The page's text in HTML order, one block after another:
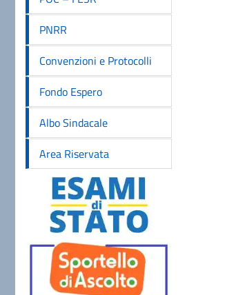
PNRR
Convenzioni e Protocolli
Fondo Espero
Albo Sindacale
Area Riservata